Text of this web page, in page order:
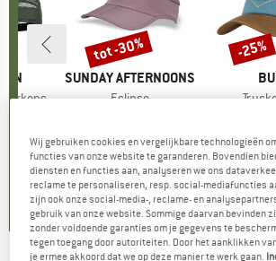
)
MERK
SUNDAY AFTERNOONS
Artikel
Eclipse
5,0(6)
Korting
tot -30%
Artikel
Korting
-25%
Wij gebruiken cookies en vergelijkbare technologieën
functies van onze website te garanderen. Bovendien
diensten en functies aan, analyseren we ons
reclame te personaliseren, resp. social-mediafuncties
zijn ook onze social-media-, reclame- en
gebruik van onze website. Sommige daarvan bevinden
zonder voldoende garanties om je gegevens te
tegen toegang door autoriteiten. Door het aanklikken van
je ermee akkoord dat we op deze manier te werk gaan.